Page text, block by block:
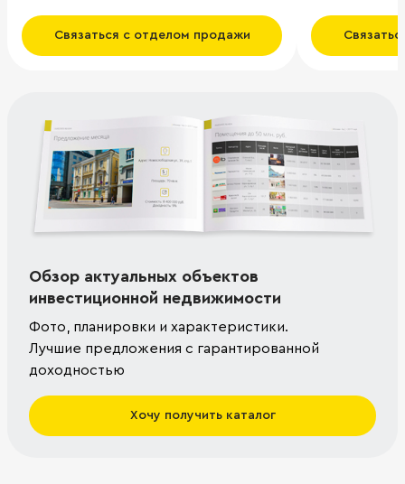
Связаться с отделом продажи
Обзор актуальных объектов
инвестиционной недвижимости
Фото, планировки и характеристики.
Лучшие предложения с гарантированной
доходностью
Хочу получить каталог